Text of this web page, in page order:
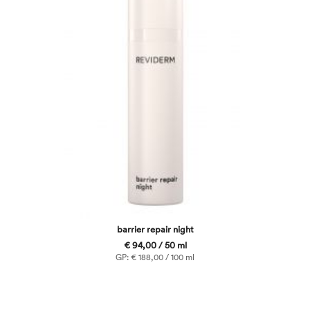
barrier repair night
€ 94,00 / 50 ml
GP: € 188,00 / 100 ml